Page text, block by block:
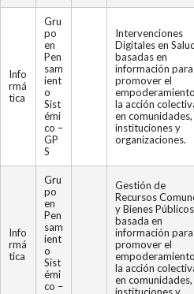
Info
rmá
tica
Gru
po
en
Pen
sam
ient
o
Sist
émi
co –
GP
S
Intervenciones
Digitales en
basadas en
información para
promover el
la acción
en comunidades,
instituciones y
organizaciones.
Info
rmá
tica
Gru
po
en
Pen
sam
ient
o
Sist
émi
co –
Gestión de
Recursos
y Bienes Públicos
basada en
información para
promover el
la acción
en comunidades,